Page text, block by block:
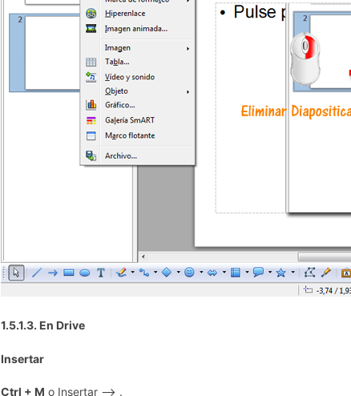
1.5.1.3. En Drive
Insertar
Ctrl + M o Insertar --> .